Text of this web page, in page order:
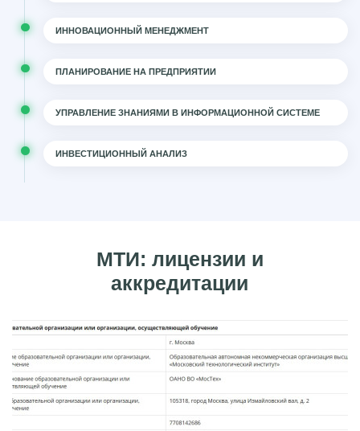
ИННОВАЦИОННЫЙ МЕНЕДЖМЕНТ
ПЛАНИРОВАНИЕ НА ПРЕДПРИЯТИИ
УПРАВЛЕНИЕ ЗНАНИЯМИ В ИНФОРМАЦИОННОЙ СИСТЕМЕ
ИНВЕСТИЦИОННЫЙ АНАЛИЗ
МТИ: лицензии и
аккредитации